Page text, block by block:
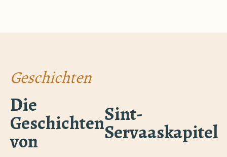
Geschichten
Die
Geschichten
von
Sint-
Servaaskapitel